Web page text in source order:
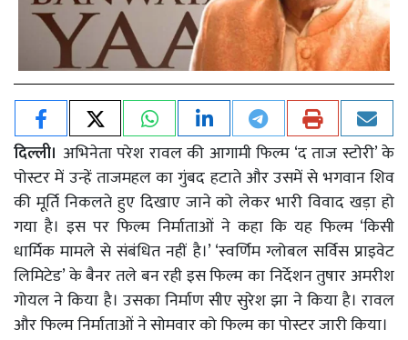
दिल्ली। अभिनेता परेश रावल की आगामी फिल्म ‘द ताज स्टोरी’ के
पोस्टर में उन्हें ताजमहल का गुंबद हटाते और उसमें से भगवान शिव
की मूर्ति निकलते हुए दिखाए जाने को लेकर भारी विवाद खड़ा हो
गया है। इस पर फिल्म निर्माताओं ने कहा कि यह फिल्म ‘किसी
धार्मिक मामले से संबंधित नहीं है।’ ‘स्वर्णिम ग्लोबल सर्विस प्राइवेट
लिमिटेड’ के बैनर तले बन रही इस फिल्म का निर्देशन तुषार अमरीश
गोयल ने किया है। उसका निर्माण सीए सुरेश झा ने किया है। रावल
और फिल्म निर्माताओं ने सोमवार को फिल्म का पोस्टर जारी किया।